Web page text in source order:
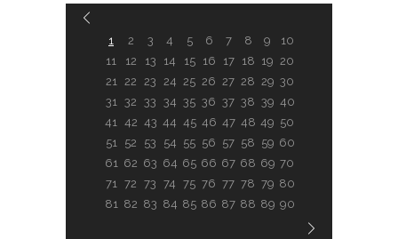
1 2 3 4 5 6 7 8 9
10
11
12 13 14 15 16 17 18 19 20
21 22 23 24 25 26 27 28 29 30
31 32 33 34 35 36 37 38 39 40
41 42 43 44 45 46 47 48 49 50
51
52 53 54 55 56 57 58 59 60
61 62 63 64 65 66 67 68 69 70
71 72 73 74 75 76 77 78 79 80
81 82 83 84 85 86 87 88 89 90